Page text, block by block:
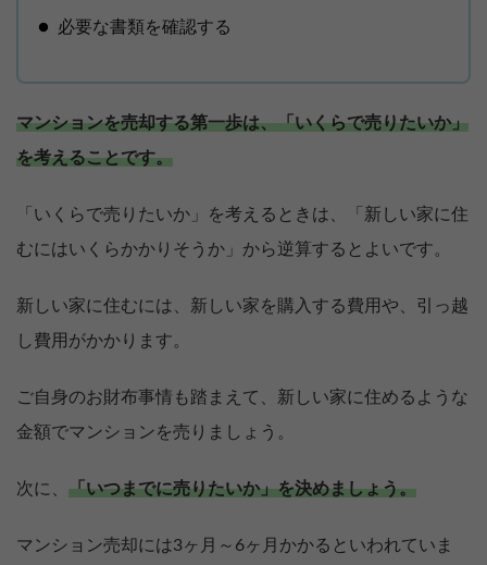
必要な書類を確認する
マンションを売却する第一歩は、「いくらで売りたいか」
を考えることです。
「いくらで売りたいか」を考えるときは、「新しい家に住
むにはいくらかかりそうか」から逆算するとよいです。
新しい家に住むには、新しい家を購入する費用や、引っ越
し費用がかかります。
ご自身のお財布事情も踏まえて、新しい家に住めるような
金額でマンションを売りましょう。
次に、 「いつまでに売りたいか」を決めましょう。
マンション売却には3ヶ月～6ヶ月かかるといわれていま